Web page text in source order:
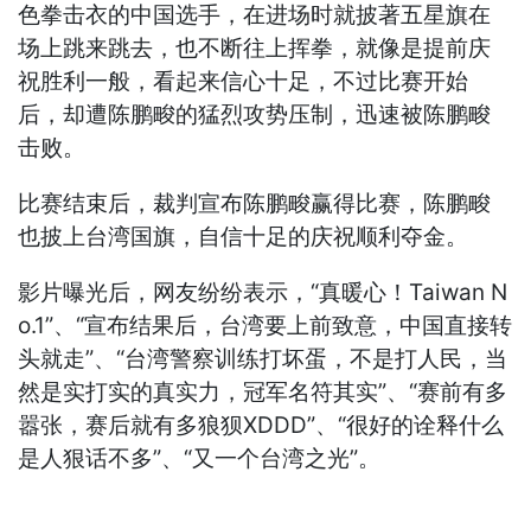
色拳击衣的中国选手，在进场时就披著五星旗在
场上跳来跳去，也不断往上挥拳，就像是提前庆
祝胜利一般，看起来信心十足，不过比赛开始
后，却遭陈鹏畯的猛烈攻势压制，迅速被陈鹏畯
击败。
比赛结束后，裁判宣布陈鹏畯赢得比赛，陈鹏畯
也披上台湾国旗，自信十足的庆祝顺利夺金。
影片曝光后，网友纷纷表示，“真暖心！Taiwan N
o.1”、“宣布结果后，台湾要上前致意，中国直接转
头就走”、“台湾警察训练打坏蛋，不是打人民，当
然是实打实的真实力，冠军名符其实”、“赛前有多
嚣张，赛后就有多狼狈XDDD”、“很好的诠释什么
是人狠话不多”、“又一个台湾之光”。